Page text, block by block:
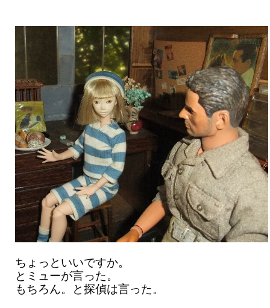
ちょっといいですか。
とミューが言った。
もちろん。と探偵は言った。